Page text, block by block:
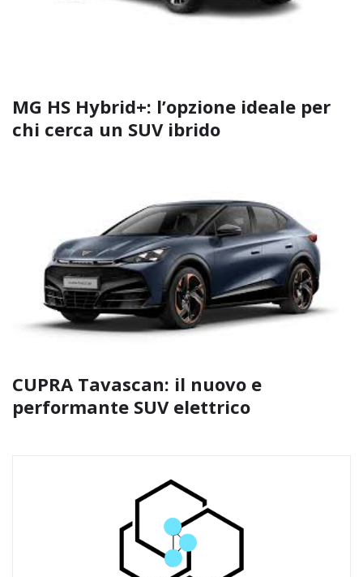
MG HS Hybrid+: l’opzione ideale per
chi cerca un SUV ibrido
CUPRA Tavascan: il nuovo e
performante SUV elettrico